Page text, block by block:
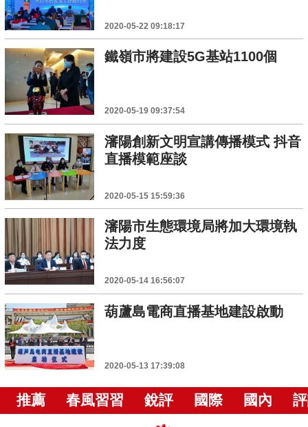
2020-05-22 09:18:17
鐵嶺市將建設5G基站1100個
2020-05-19 09:37:54
瀋陽創新文明宣講傳播模式 抖音
直播模範座談
2020-05-15 15:59:36
瀋陽市生態環境局將加大環境執
法力度
2020-05-14 16:56:07
葫蘆島電商直播基地建設啟動
2020-05-13 17:39:08
推薦 春風習習 銳評 國際 國內